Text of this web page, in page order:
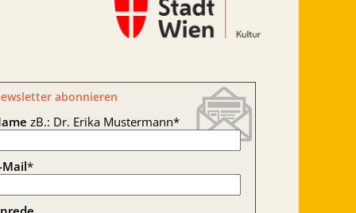
abonnieren
zB.: Dr. Erika Mustermann*
Mail*